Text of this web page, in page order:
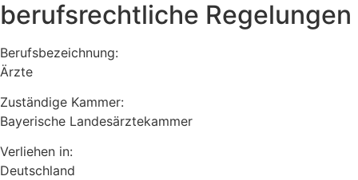
berufsrechtliche Regelungen
Berufsbezeichnung:
Ärzte
Zuständige Kammer:
Bayerische Landesärztekammer
Verliehen in:
Deutschland